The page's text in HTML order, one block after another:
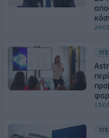
24/
13/